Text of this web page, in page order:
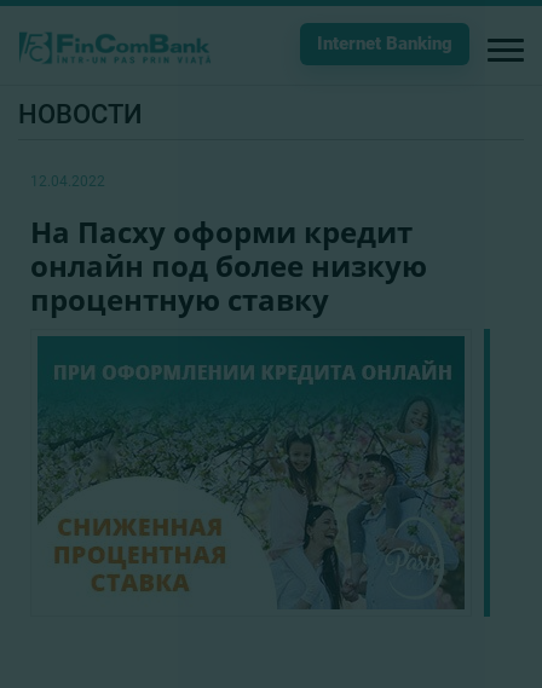
Internet Banking
НОВОСТИ
12.04.2022
На Пасху оформи кредит
онлайн под более низкую
процентную ставку